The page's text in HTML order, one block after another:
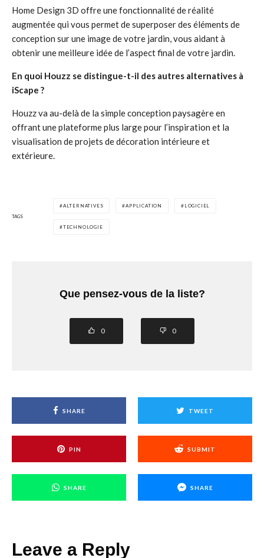
Home Design 3D offre une fonctionnalité de réalité
augmentée qui vous permet de superposer des éléments de
conception sur une image de votre jardin, vous aidant à
obtenir une meilleure idée de l’aspect final de votre jardin.
En quoi Houzz se distingue-t-il des autres alternatives à
iScape ?
Houzz va au-delà de la simple conception paysagère en
offrant une plateforme plus large pour l’inspiration et la
visualisation de projets de décoration intérieure et
extérieure.
TAGS
ALTERNATIVES APPLICATION LOGICIEL
TECHNOLOGIE
Que pensez-vous de la liste?
0 0
SHARE TWEET
PIN SUBMIT
SHARE SHARE
Leave a Reply